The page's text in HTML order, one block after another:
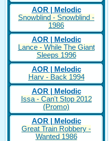
AOR | Melodic
Snowblind - Snowblind -
1986
AOR | Melodic
Lance - While The Giant
Sleeps 1996
AOR | Melodic
Harv - Back 1994
AOR | Melodic
Issa - Can't Stop 2012
(Promo)
AOR | Melodic
Great Train Robbery -
Wanted 1986